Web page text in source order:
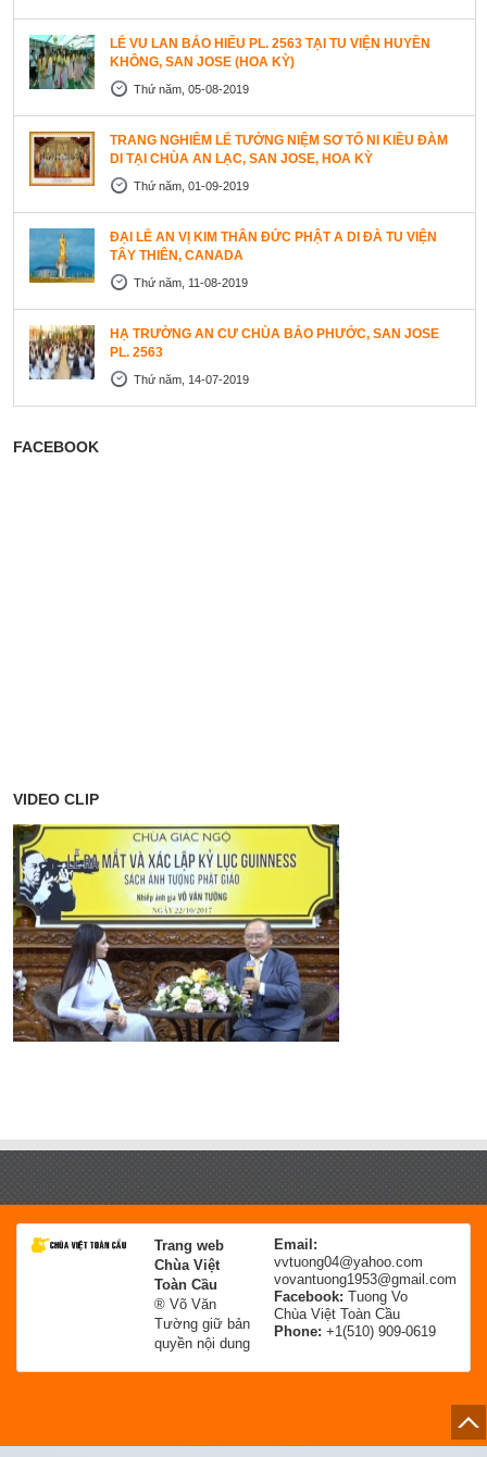
LỄ VU LAN BÁO HIẾU PL. 2563 TẠI TU VIỆN HUYỀN
KHÔNG, SAN JOSE (HOA KỲ)
Thứ năm, 05-08-2019
TRANG NGHIÊM LỄ TƯỞNG NIỆM SƠ TỔ NI KIỀU ĐÀM
DI TẠI CHÙA AN LẠC, SAN JOSE, HOA KỲ
Thứ năm, 01-09-2019
ĐẠI LỄ AN VỊ KIM THÂN ĐỨC PHẬT A DI ĐÀ TU VIỆN
TÂY THIÊN, CANADA
Thứ năm, 11-08-2019
HẠ TRƯỜNG AN CƯ CHÙA BẢO PHƯỚC, SAN JOSE
PL. 2563
Thứ năm, 14-07-2019
FACEBOOK
VIDEO CLIP
Trang web
Chùa Việt
Toàn Cầu
® Võ Văn
Tường giữ bản
quyền nội dung
Email:
vvtuong04@yahoo.com
vovantuong1953@gmail.com
Facebook: Tuong Vo
Chùa Việt Toàn Cầu
Phone: +1(510) 909-0619